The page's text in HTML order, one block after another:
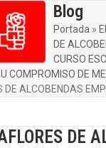
Blog
Portada »
DE
CURSO
COMPROMISO DE
DE ALCOBENDAS
DE